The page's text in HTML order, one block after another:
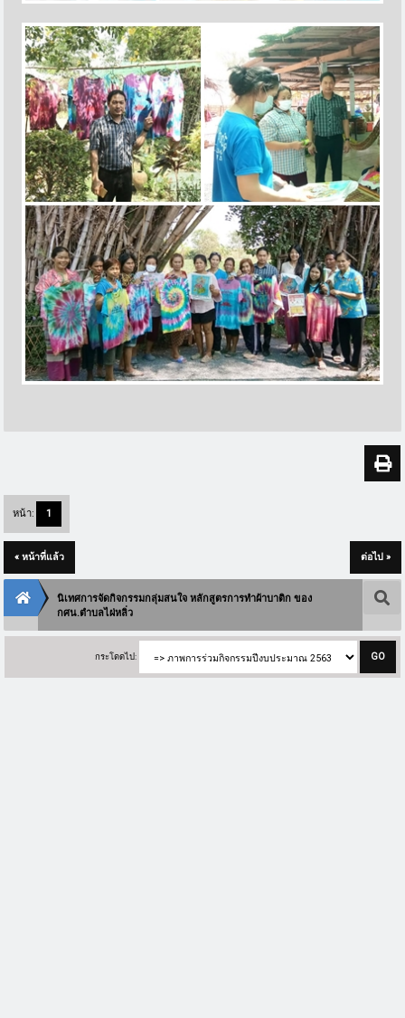
หน้า: 1
« หน้าที่แล้ว ต่อไป »
นิเทศการจัดกิจกรรมกลุ่มสนใจ หลักสูตรการทำผ้าบาติก ของ
กศน.ตำบลไผ่หลิ่ว
กระโดดไป: